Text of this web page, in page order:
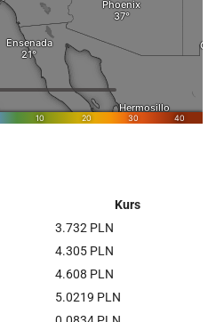
Kurs
3.732 PLN
4.305 PLN
4.608 PLN
5.0219 PLN